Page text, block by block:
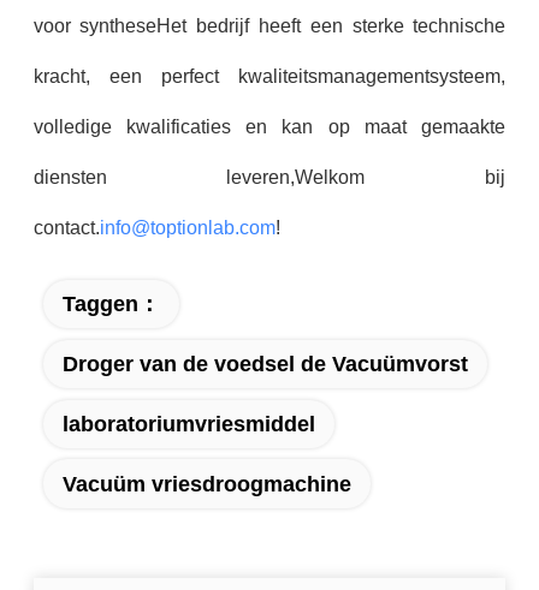
voor syntheseHet bedrijf heeft een sterke technische
kracht, een perfect kwaliteitsmanagementsysteem,
volledige kwalificaties en kan op maat gemaakte
diensten leveren,Welkom bij
contact.info@toptionlab.com!
Taggen：
Droger van de voedsel de Vacuümvorst
laboratoriumvriesmiddel
Vacuüm vriesdroogmachine